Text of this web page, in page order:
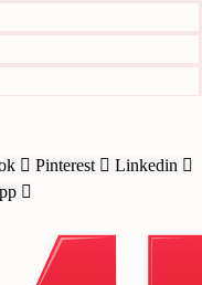
Pinterest
Linkedin